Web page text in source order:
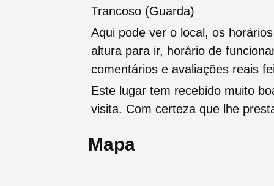
Trancoso (Guarda)
Aqui pode ver o local, os
altura para ir, horário de
comentários e avaliações reais
Este lugar tem recebido muito
visita. Com certeza que lhe
Mapa